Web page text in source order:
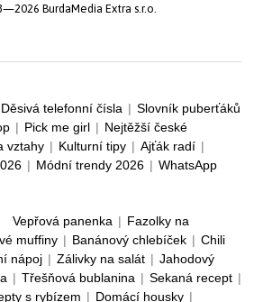
BurdaMedia Extra s.r.o.
Děsivá telefonní čísla | Slovník puberťáků
| Pick me girl | Nejtěžší české
vztahy | Kulturní tipy | Ajťák radí |
| Módní trendy 2026 | WhatsApp
Vepřová panenka | Fazolky na
muffiny | Banánový chlebíček | Chili
nápoj | Zálivky na salát | Jahodový
| Třešňová bublanina | Sekaná recept |
s rybízem | Domácí housky |